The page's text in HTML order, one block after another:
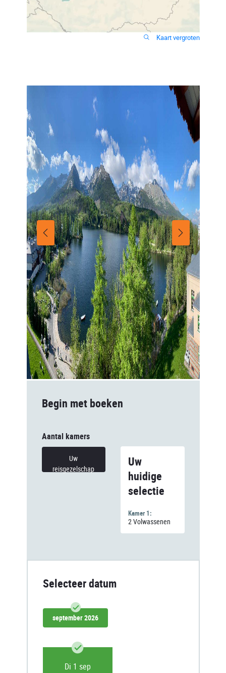
Kaart vergroten
Begin met boeken
Aantal kamers
Uw
reisgezelschap
Uw
huidige
selectie
Kamer 1:
2 Volwassenen
Selecteer datum
september 2026
Di 1 sep